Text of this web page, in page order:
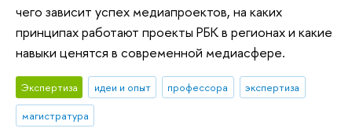
чего зависит успех медиапроектов, на каких
принципах работают проекты РБК в регионах и какие
навыки ценятся в современной медиасфере.
Экспертиза идеи и опыт профессора
экспертиза
магистратура